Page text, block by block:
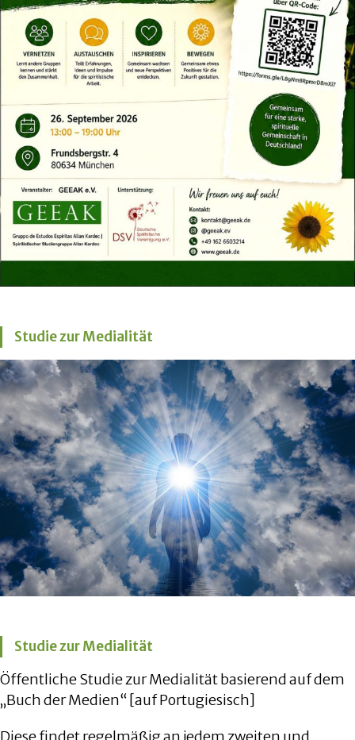
Studie zur Medialität
Studie zur Medialität
Öffentliche Studie zur Medialität basierend auf dem
„Buch der Medien“ [auf Portugiesisch]